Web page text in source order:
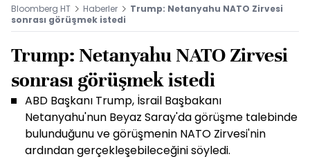
Bloomberg HT Haberler
Trump: Netanyahu NATO Zirvesi
sonrası görüşmek istedi
Trump: Netanyahu NATO Zirvesi
sonrası görüşmek istedi
ABD Başkanı Trump, İsrail Başbakanı
Netanyahu'nun Beyaz Saray'da görüşme talebinde
bulunduğunu ve görüşmenin NATO Zirvesi'nin
ardından gerçekleşebileceğini söyledi.